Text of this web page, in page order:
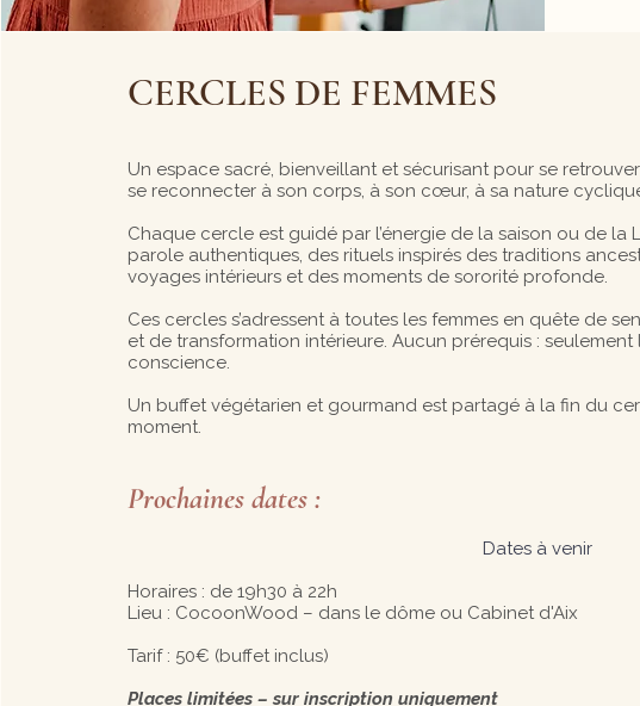
CERCLES DE FEMMES
Un espace sacré, bienveillant et sécurisant pour se
se reconnecter à son corps, à son cœur, à sa nature
Chaque cercle est guidé par l’énergie de la saison ou de la
parole authentiques, des rituels inspirés des traditions
voyages intérieurs et des moments de sororité profonde.
Ces cercles s’adressent à toutes les femmes en quête de
et de transformation intérieure. Aucun prérequis : seulement
conscience.
Un buffet végétarien et gourmand est partagé à la fin du
moment.
Prochaines dates :
Dates à venir
Horaires : de 19h30 à 22h
Lieu : CocoonWood – dans le dôme ou Cabinet d'Aix
Tarif : 50€ (buffet inclus)
Places limitées – sur inscription uniquement